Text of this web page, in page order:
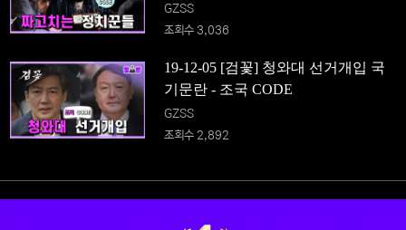
GZSS
조회수 3,036
19-12-05 [검꽃] 청와대 선거개입 국
기문란 - 조국 CODE
GZSS
조회수 2,892